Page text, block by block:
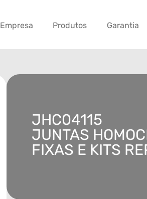
Empresa Produtos Garantia
JHC04115
JUNTAS
FIXAS E KITS